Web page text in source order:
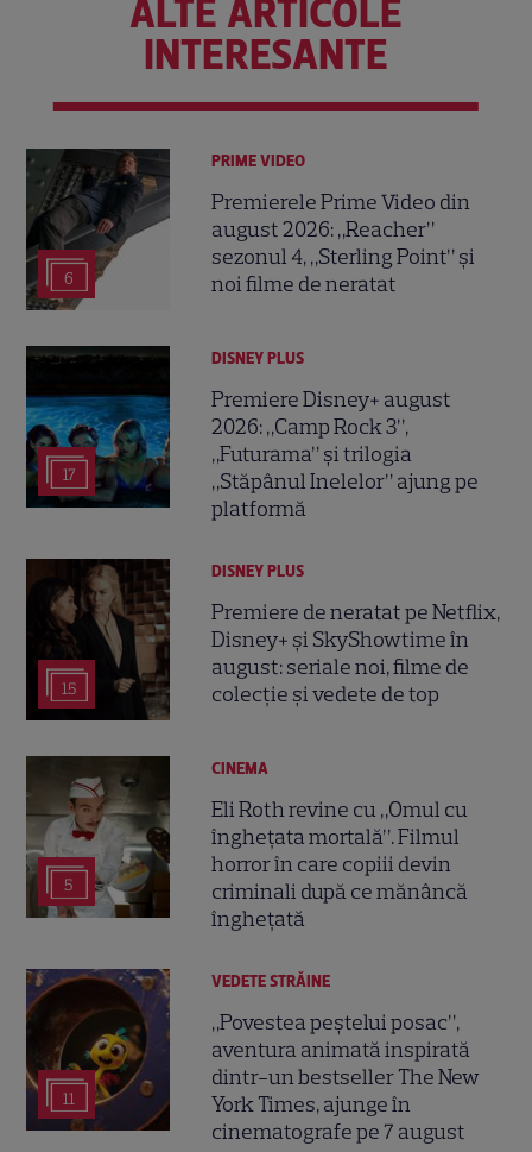
ALTE ARTICOLE
INTERESANTE
6
PRIME VIDEO
Premierele Prime Video din
august 2026: „Reacher”
sezonul 4, „Sterling Point” și
noi filme de neratat
17
DISNEY PLUS
Premiere Disney+ august
2026: „Camp Rock 3”,
„Futurama” și trilogia
„Stăpânul Inelelor” ajung pe
platformă
15
DISNEY PLUS
Premiere de neratat pe Netflix,
Disney+ și SkyShowtime în
august: seriale noi, filme de
colecție și vedete de top
5
CINEMA
Eli Roth revine cu „Omul cu
înghețata mortală”. Filmul
horror în care copiii devin
criminali după ce mănâncă
înghețată
11
VEDETE STRĂINE
„Povestea peștelui posac”,
aventura animată inspirată
dintr-un bestseller The New
York Times, ajunge în
cinematografe pe 7 august